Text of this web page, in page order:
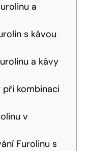
a
s kávou
a kávy
při kombinaci
v
Furolinu s